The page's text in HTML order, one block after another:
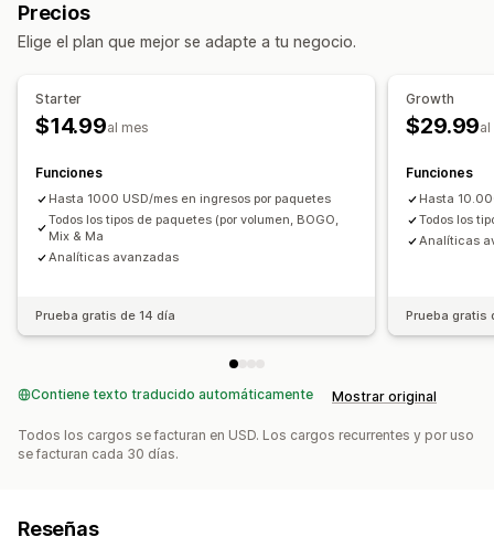
Informes y estadísticas
Precios
Elige el plan que mejor se adapte a tu negocio.
Starter
$14.99al mes
Funciones
Hasta 1000 USD/mes en ingresos por paquetes
Todos los tipos de paquetes (por volumen, BOGO,
Mix & Ma
Analíticas avanzadas
Prueba gratis de 14 día
Growth
$29.99
Funciones
Hasta
Todos los
Analíticas
Prueba gratis
Contiene texto traducido automáticamente Mostrar original
Todos los cargos se facturan en USD. Los cargos recurrentes y por uso
se facturan cada 30 días.
Reseñas